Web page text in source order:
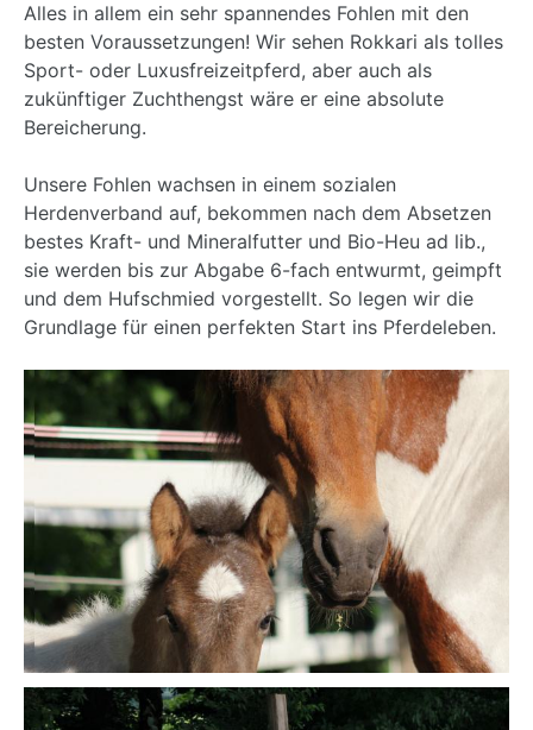
Alles in allem ein sehr spannendes Fohlen mit den
besten Voraussetzungen! Wir sehen Rokkari als tolles
Sport- oder Luxusfreizeitpferd, aber auch als
zukünftiger Zuchthengst wäre er eine absolute
Bereicherung.
Unsere Fohlen wachsen in einem sozialen
Herdenverband auf, bekommen nach dem Absetzen
bestes Kraft- und Mineralfutter und Bio-Heu ad lib.,
sie werden bis zur Abgabe 6-fach entwurmt, geimpft
und dem Hufschmied vorgestellt. So legen wir die
Grundlage für einen perfekten Start ins Pferdeleben.